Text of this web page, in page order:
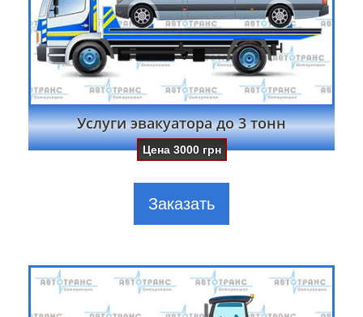
Услуги эвакуатора до 3 тонн
Цена3000 грн
Заказать